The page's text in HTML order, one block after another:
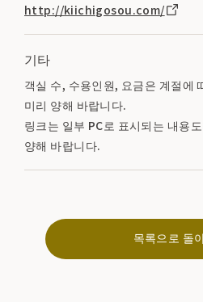
http://kiichigosou.com/
기타
객실 수, 수용인원, 요금은 계절에
미리 양해 바랍니다.
링크는 일부 PC로 표시되는 내용
양해 바랍니다.
목록으로 돌